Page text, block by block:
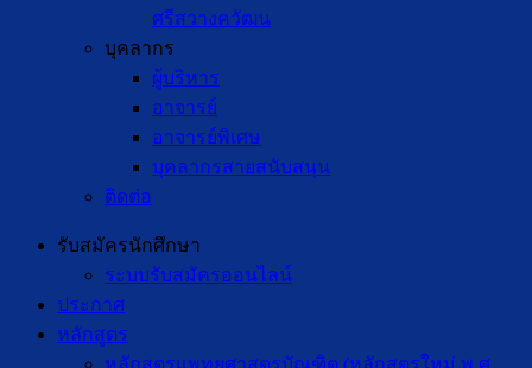
ศรีสวางควัฒน
บุคลากร
ผู้บริหาร
อาจารย์
อาจารย์พิเศษ
บุคลากรสายสนับสนุน
ติดต่อ
รับสมัครนักศึกษา
ระบบรับสมัครออนไลน์
ประกาศ
หลักสูตร
หลักสูตรแพทยศาสตรบัณฑิต (หลักสูตรใหม่ พ.ศ.